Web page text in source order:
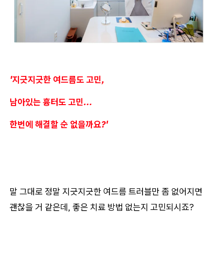
'지긋지긋한 여드름도 고민,
남아있는 흉터도 고민...
한번에 해결할 순 없을까요?'
말 그대로 정말 지긋지긋한 여드름 트러블만 좀 없어지면
괜찮을 거 같은데, 좋은 치료 방법 없는지 고민되시죠?